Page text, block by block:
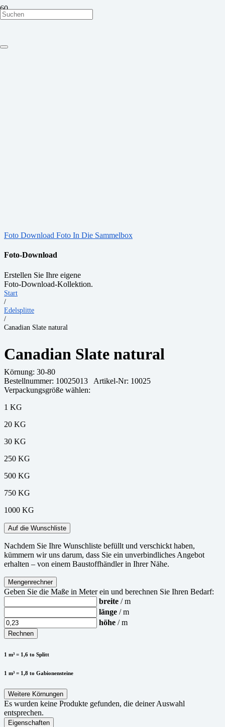
Foto Download Foto In Die Sammelbox
Foto-Download
Erstellen Sie Ihre eigene
Foto-Download-Kollektion.
Start
/
Edelsplitte
/
Canadian Slate natural
Canadian Slate natural
Körnung: 30-80
Bestellnummer: 10025013
Artikel-Nr: 10025
Verpackungsgröße wählen:
1 KG
20 KG
30 KG
250 KG
500 KG
750 KG
1000 KG
Auf die Wunschliste
Nachdem Sie Ihre Wunschliste befüllt und verschickt haben,
kümmern wir uns darum, dass Sie ein unverbindliches Angebot
erhalten – von einem Baustoffhändler in Ihrer Nähe.
Mengenrechner
Geben Sie die Maße in Meter ein und berechnen Sie Ihren Bedarf:
breite / m
länge / m
höhe / m
Rechnen
1 m³ = 1,6 to Splitt
1 m³ = 1,8 to Gabionensteine
Weitere Körnungen
Es wurden keine Produkte gefunden, die deiner Auswahl
entsprechen.
Eigenschaften